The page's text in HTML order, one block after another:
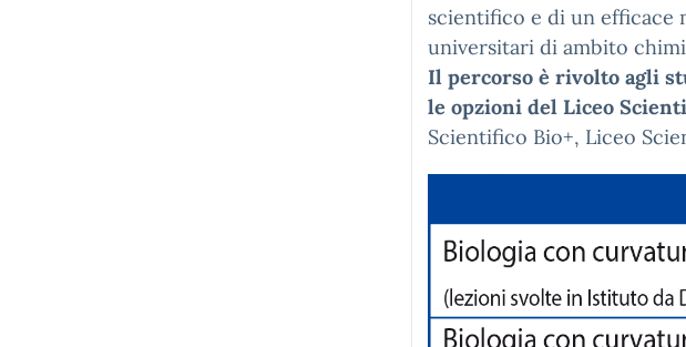
scientifico e di un efficace
universitari di ambito
Il percorso è rivolto agli
le opzioni del Liceo
Scientifico Bio+, Liceo